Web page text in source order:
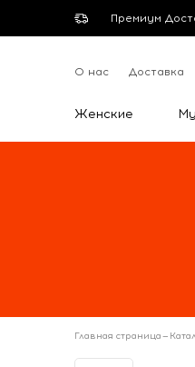
Премиум
О нас Доставка
Женские
Главная страница—